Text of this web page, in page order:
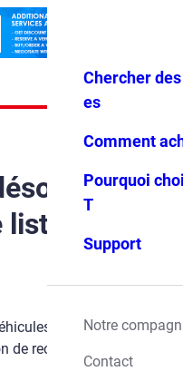
Se conne
Favoris Menu
Chercher
es
Comment
Pourquoi
T
Support
Notre
Contact
a déjà
disponibles en
recherche.